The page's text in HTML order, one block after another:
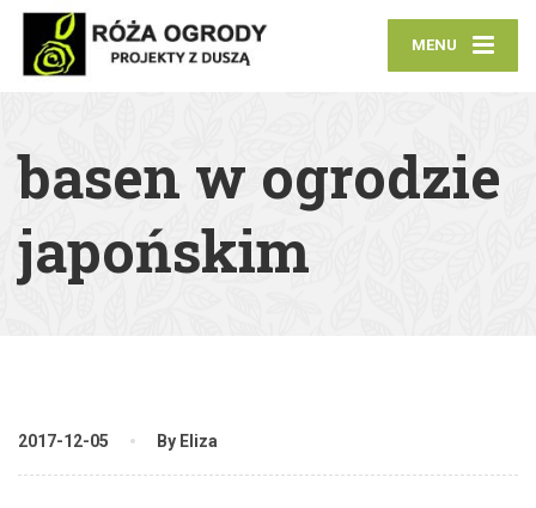
MENU
basen w ogrodzie
japońskim
2017-12-05 By Eliza